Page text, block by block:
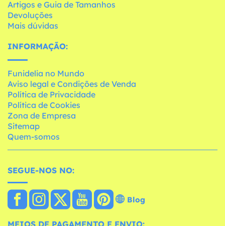
Artigos e Guia de Tamanhos
Devoluções
Mais dúvidas
INFORMAÇÃO:
Funidelia no Mundo
Aviso legal e Condições de Venda
Política de Privacidade
Política de Cookies
Zona de Empresa
Sitemap
Quem-somos
SEGUE-NOS NO:
Blog
MEIOS DE PAGAMENTO E ENVIO: